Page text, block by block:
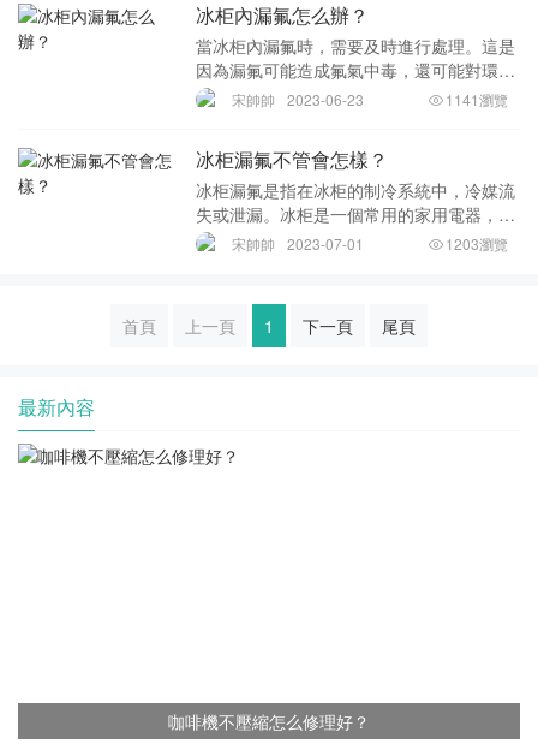
具有社會責
冰柜內漏氟怎么辦？
當冰柜內漏氟時，需要及時進行處理。這是
因為漏氟可能造成氟氣中毒，還可能對環境
造成污染。以下是應對冰柜內漏氟的幾種方
漏氟的位置
宋帥帥 2023-06-23 1141瀏覽
冰柜漏氟不管會怎樣？
冰柜漏氟是指在冰柜的制冷系統中，冷媒流
失或泄漏。冰柜是一個常用的家用電器，用
于保存食品、飲料以及冷凍食品等冷藏物
影響冷柜本身
宋帥帥 2023-07-01 1203瀏覽
首頁 上一頁 1 下一頁 尾頁
最新內容
咖啡機不壓縮怎么修理好？